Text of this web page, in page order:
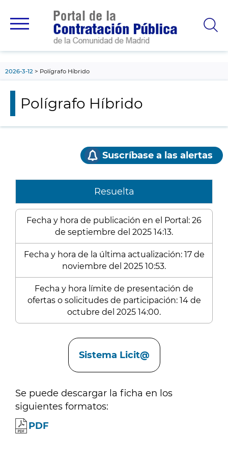
principal
2026-3-12 Polígrafo Híbrido
Polígrafo Híbrido
Suscríbase a las alertas
Resuelta
Fecha y hora de publicación en el Portal: 26
de septiembre del 2025 14:13.
Fecha y hora de la última actualización: 17 de
noviembre del 2025 10:53.
Fecha y hora límite de presentación de
ofertas o solicitudes de participación: 14 de
octubre del 2025 14:00.
Sistema Licit@
Se puede descargar la ficha en los
siguientes formatos:
PDF